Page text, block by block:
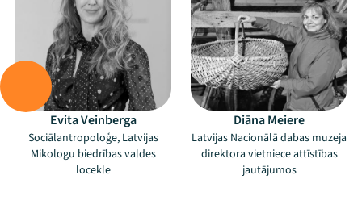
Mana programma
Evita Veinberga
Sociālantropoloģe, Latvijas
Mikologu biedrības valdes
locekle
Diāna Meiere
Latvijas Nacionālā dabas muzeja
direktora vietniece attīstības
jautājumos